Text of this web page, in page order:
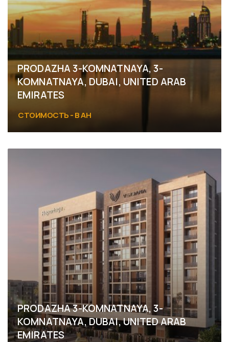
PRODAZHA 3-KOMNATNAYA, 3-
KOMNATNAYA, DUBAI, UNITED ARAB
EMIRATES
СТОИМОСТЬ - В АН
PRODAZHA 3-KOMNATNAYA, 3-
KOMNATNAYA, DUBAI, UNITED ARAB
EMIRATES